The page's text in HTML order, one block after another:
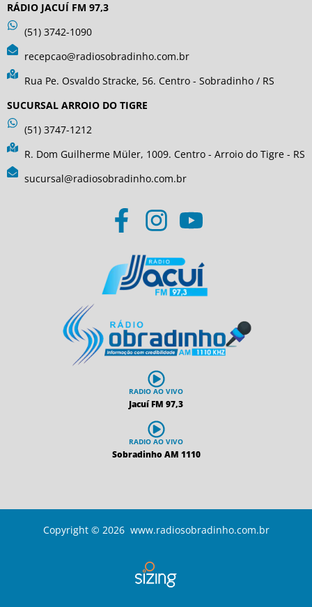
RÁDIO JACUÍ FM 97,3
(51) 3742-1090
recepcao@radiosobradinho.com.br
Rua Pe. Osvaldo Stracke, 56. Centro - Sobradinho / RS
SUCURSAL ARROIO DO TIGRE
(51) 3747-1212
R. Dom Guilherme Müler, 1009. Centro - Arroio do Tigre - RS
sucursal@radiosobradinho.com.br
RADIO AO VIVO
Jacuí FM 97,3
RADIO AO VIVO
Sobradinho AM 1110
Copyright © 2026 www.radiosobradinho.com.br